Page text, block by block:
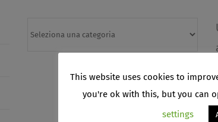
This website uses cookies to
you're ok with this, but you can
settings